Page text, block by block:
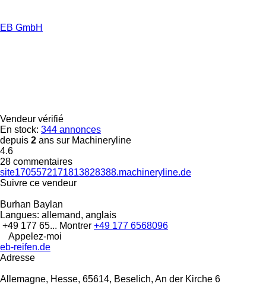
EB GmbH
Vendeur vérifié
En stock: 344 annonces
depuis 2 ans sur Machineryline
4.6
28 commentaires
site1705572171813828388.machineryline.de
Suivre ce vendeur
Burhan Baylan
Langues: allemand, anglais
+49 177 65... Montrer +49 177 6568096
Appelez-moi
eb-reifen.de
Adresse
Allemagne, Hesse, 65614, Beselich, An der Kirche 6